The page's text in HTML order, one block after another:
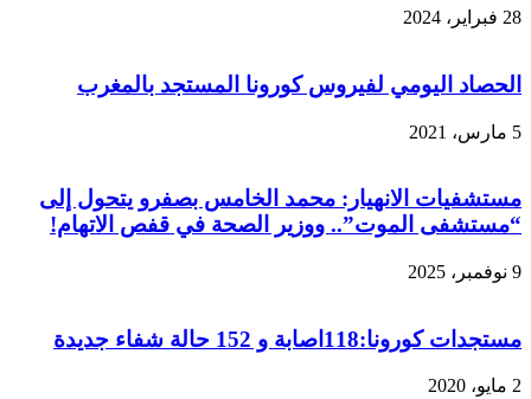
28 فبراير، 2024
الحصاد اليومي لفيروس كورونا المستجد بالمغرب
5 مارس، 2021
مستشفيات الانهيار: محمد الخامس بصفرو يتحول إلى
“مستشفى الموت”.. ووزير الصحة في قفص الاتهام!
9 نوفمبر، 2025
مستجدات كورونا:118اصابة و 152 حالة شفاء جديدة
2 مايو، 2020